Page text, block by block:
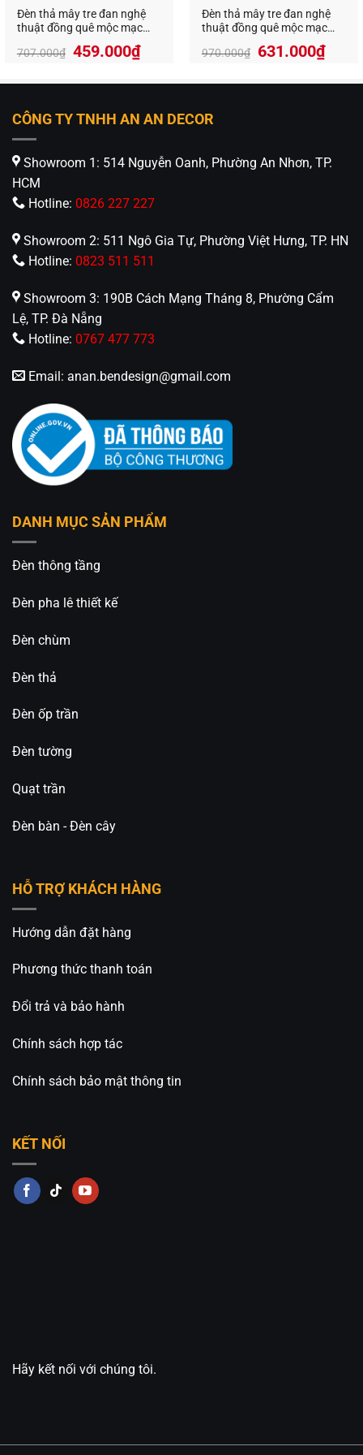
Đèn thả mây tre đan nghệ
thuật đồng quê mộc mạc
707.000₫ Giá
là:
459.000₫Giá
hiện
tại
459.000₫.
Đèn thả mây tre đan nghệ
thuật đồng quê mộc mạc
970.000₫
Giá
là:
631.000₫Giá
hiện
tại
CÔNG TY TNHH AN AN DECOR
Showroom 1: 514 Nguyễn Oanh, Phường An Nhơn, TP.
HCM
Hotline: 0826 227 227
Showroom 2: 511 Ngô Gia Tự, Phường Việt Hưng, TP. HN
Hotline: 0823 511 511
Showroom 3: 190B Cách Mạng Tháng 8, Phường Cẩm
Lệ, TP. Đà Nẵng
Hotline: 0767 477 773
Email: anan.bendesign@gmail.com
DANH MỤC SẢN PHẨM
Đèn thông tầng
Đèn pha lê thiết kế
Đèn chùm
Đèn thả
Đèn ốp trần
Đèn tường
Quạt trần
Đèn bàn - Đèn cây
HỖ TRỢ KHÁCH HÀNG
Hướng dẫn đặt hàng
Phương thức thanh toán
Đổi trả và bảo hành
Chính sách hợp tác
Chính sách bảo mật thông tin
KẾT NỐI
Hãy kết nối với chúng tôi.